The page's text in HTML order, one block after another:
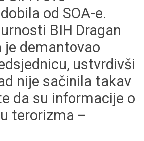
od SOA-e.
BIH Dragan
demantovao
ustvrdivši
nije sačinila takav
da su informacije o
terorizma –